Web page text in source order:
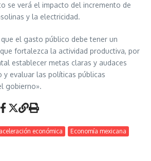
se verá el impacto del incremento de
y la electricidad.
el gasto público debe tener un
fortalezca la actividad productiva, por
establecer metas claras y audaces
y evaluar las políticas públicas
gobierno».
económica
Economía mexicana